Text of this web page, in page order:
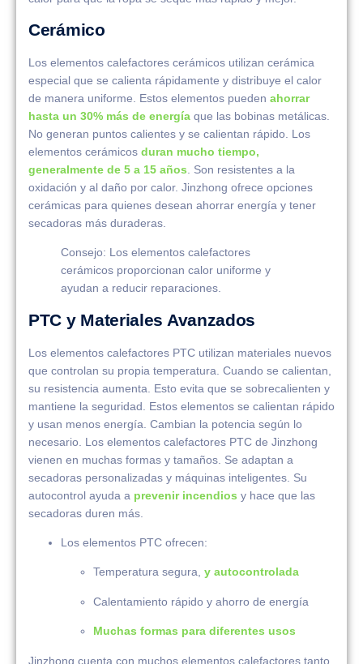
Cerámico
Los elementos calefactores cerámicos utilizan cerámica
especial que se calienta rápidamente y distribuye el calor
de manera uniforme. Estos elementos pueden ahorrar
hasta un 30% más de energía que las bobinas metálicas.
No generan puntos calientes y se calientan rápido. Los
elementos cerámicos duran mucho tiempo,
generalmente de 5 a 15 años . Son resistentes a la
oxidación y al daño por calor. Jinzhong ofrece opciones
cerámicas para quienes desean ahorrar energía y tener
secadoras más duraderas.
Consejo: Los elementos calefactores
cerámicos proporcionan calor uniforme y
ayudan a reducir reparaciones.
PTC y Materiales Avanzados
Los elementos calefactores PTC utilizan materiales nuevos
que controlan su propia temperatura. Cuando se calientan,
su resistencia aumenta. Esto evita que se sobrecalienten y
mantiene la seguridad. Estos elementos se calientan rápido
y usan menos energía. Cambian la potencia según lo
necesario. Los elementos calefactores PTC de Jinzhong
vienen en muchas formas y tamaños. Se adaptan a
secadoras personalizadas y máquinas inteligentes. Su
autocontrol ayuda a prevenir incendios y hace que las
secadoras duren más.
Los elementos PTC ofrecen:
Temperatura segura, y autocontrolada
Calentamiento rápido y ahorro de energía
Muchas formas para diferentes usos
Jinzhong cuenta con muchos elementos calefactores tanto